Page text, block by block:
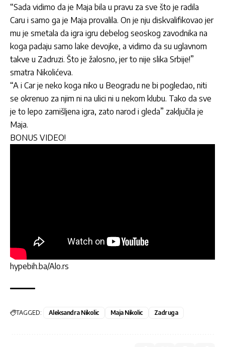
“Sada vidimo da je Maja bila u pravu za sve što je radila
Caru i samo ga je Maja provalila. On je nju diskvalifikovao jer
mu je smetala da igra igru debelog seoskog zavodnika na
koga padaju samo lake devojke, a vidimo da su uglavnom
takve u Zadruzi. Što je žalosno, jer to nije slika Srbije!”
smatra Nikolićeva.
“A i Car je neko koga niko u Beogradu ne bi pogledao, niti
se okrenuo za njim ni na ulici ni u nekom klubu. Tako da sve
je to lepo zamišljena igra, zato narod i gleda” zaključila je
Maja.
BONUS VIDEO!
hypebih.ba/Alo.rs
TAGGED: Aleksandra Nikolic Maja Nikolic Zadruga